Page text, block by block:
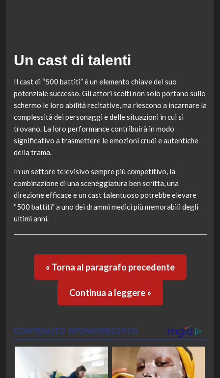
Un cast di talenti
Il cast di “500 battiti” è un elemento chiave del suo
potenziale successo. Gli attori scelti non solo portano sullo
schermo le loro abilità recitative, ma riescono a incarnare la
complessità dei personaggi e delle situazioni in cui si
trovano. La loro performance contribuirà in modo
significativo a trasmettere le emozioni crudi e autentiche
della trama.
In un settore televisivo sempre più competitivo, la
combinazione di una sceneggiatura ben scritta, una
direzione efficace e un cast talentuoso potrebbe elevare
“500 battiti” a uno dei drammi medici più memorabili degli
ultimi anni.
« Torna al paragrafo precedente
Continua a leggere »